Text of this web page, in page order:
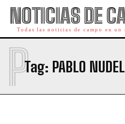
NOTICIAS DE
Todas las noticias de campo en un
Tag: PABLO
P